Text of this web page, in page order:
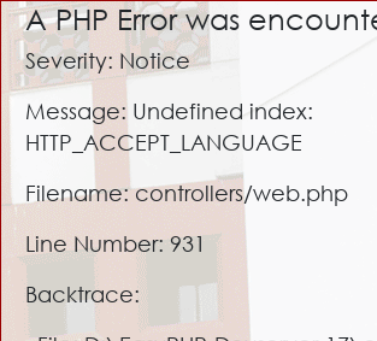
A PHP Error was
Severity: Notice
Message: Undefined index:
HTTP_ACCEPT_LANGUAGE
Filename: controllers/web.php
Line Number: 931
Backtrace: